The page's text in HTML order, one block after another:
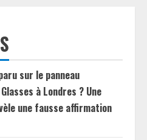
sur le panneau
à Londres ? Une
une fausse affirmation